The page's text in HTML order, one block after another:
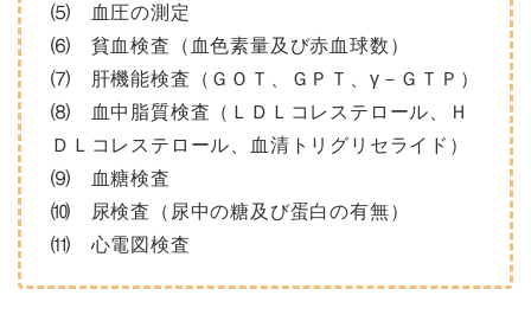
⑸ 血圧の測定
⑹ 貧血検査（血色素量及び赤血球数）
⑺ 肝機能検査（ＧＯＴ、ＧＰＴ、γ－ＧＴＰ）
⑻ 血中脂質検査（ＬＤＬコレステロール、Ｈ
ＤＬコレステロール、血清トリグリセライド）
⑼ 血糖検査
⑽ 尿検査（尿中の糖及び蛋白の有無）
⑾ 心電図検査